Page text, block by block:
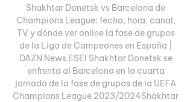
Shakhtar Donetsk vs Barcelona de
Champions League: fecha, hora, canal,
TV y dónde ver online la fase de grupos
de la Liga de Campeones en España |
DAZN News ESEl Shakhtar Donetsk se
enfrenta al Barcelona en la cuarta
jornada de la fase de grupos de la UEFA
Champions League 2023/2024Shakhtar